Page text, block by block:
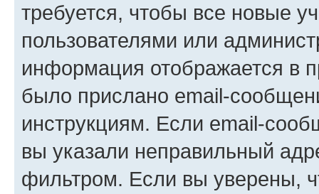
требуется, чтобы все новые
пользователями или
информация отображается в
было прислано email-
инструкциям. Если email-
вы указали неправильный
фильтром. Если вы уверены,